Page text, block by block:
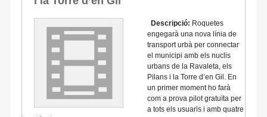
Descripció: Roquetes
engegarà una nova línia de
transport urbà per connectar
el municipi amb els nuclis
urbans de la Ravaleta, els
Pilans i la Torre d’en Gil. En
un primer moment ho farà
com a prova pilot gratuïta per
a tots els usuaris i amb quatre